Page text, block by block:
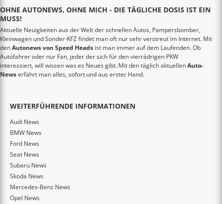
OHNE AUTONEWS, OHNE MICH - DIE TÄGLICHE DOSIS IST EIN
MUSS!
Aktuelle Neuigkeiten aus der Welt der schnellen Autos, Pampersbomber,
Kleinwagen und Sonder-KFZ findet man oft nur sehr verstreut im Internet. Mit
denAutonews von Speed Heads ist man immer auf dem Laufenden. Ob
Autofahrer oder nur Fan, jeder der sich für den vierrädrigen PKW
interessiert, will wissen was es Neues gibt. Mit den täglich aktuellenAuto-
Newserfährt man alles, sofort und aus erster Hand.
WEITERFÜHRENDE INFORMATIONEN
Audi News
BMW News
Ford News
Seat News
Subaru News
Skoda News
Mercedes-Benz News
Opel News